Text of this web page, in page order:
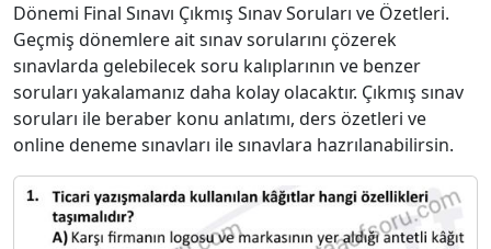
Dönemi Final Sınavı Çıkmış Sınav Soruları ve Özetleri.
Geçmiş dönemlere ait sınav sorularını çözerek
sınavlarda gelebilecek soru kalıplarının ve benzer
soruları yakalamanız daha kolay olacaktır. Çıkmış sınav
soruları ile beraber konu anlatımı, ders özetleri ve
online deneme sınavları ile sınavlara hazrılanabilirsin.